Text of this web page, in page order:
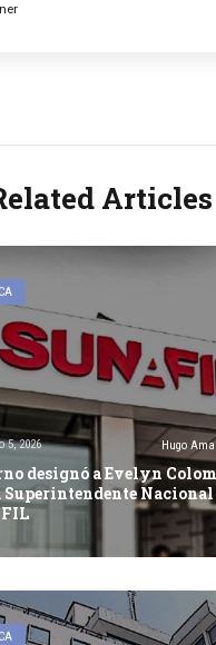
Articles
5, 2026 Hugo
designó a Evelyn
Superintendente Nacional